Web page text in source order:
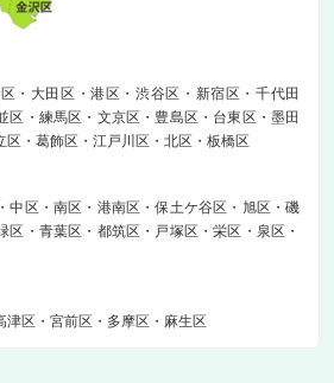
大田区 港区 渋谷区 新宿区
千代田
区 練馬区 文京区 豊島区 台東区
墨田
区 葛飾区 江戸川区 北区 板橋区
中区 南区 港南区 保土ケ谷区 旭区
磯
区 青葉区 都筑区 戸塚区 栄区
泉区
津区 宮前区 多摩区 麻生区